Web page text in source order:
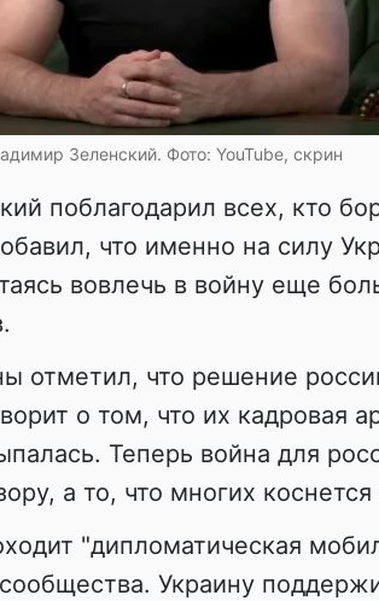
Зеленский. Фото: YouTube, скрин
поблагодарил всех, кто
что именно на силу
вовлечь в войну еще
отметил, что решение
о том, что их кадровая
Теперь война для
а то, что многих
"дипломатическая
Украину